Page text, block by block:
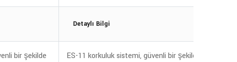
Detaylı Bilgi
bir şekilde
ES-11 korkuluk sistemi, güvenli bir şekilde